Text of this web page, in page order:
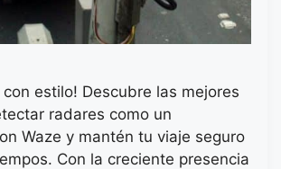
con estilo! Descubre las mejores
radares como un
Waze y mantén tu viaje seguro
Con la creciente presencia